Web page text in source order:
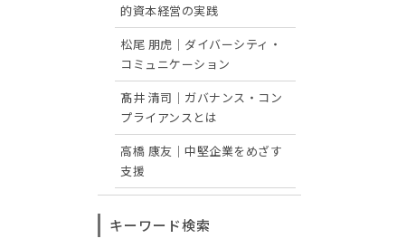
的資本経営の実践
松尾 朋虎｜ダイバーシティ・
コミュニケーション
髙井 清司｜ガバナンス・コン
プライアンスとは
高橋 康友｜中堅企業をめざす
支援
キーワード検索